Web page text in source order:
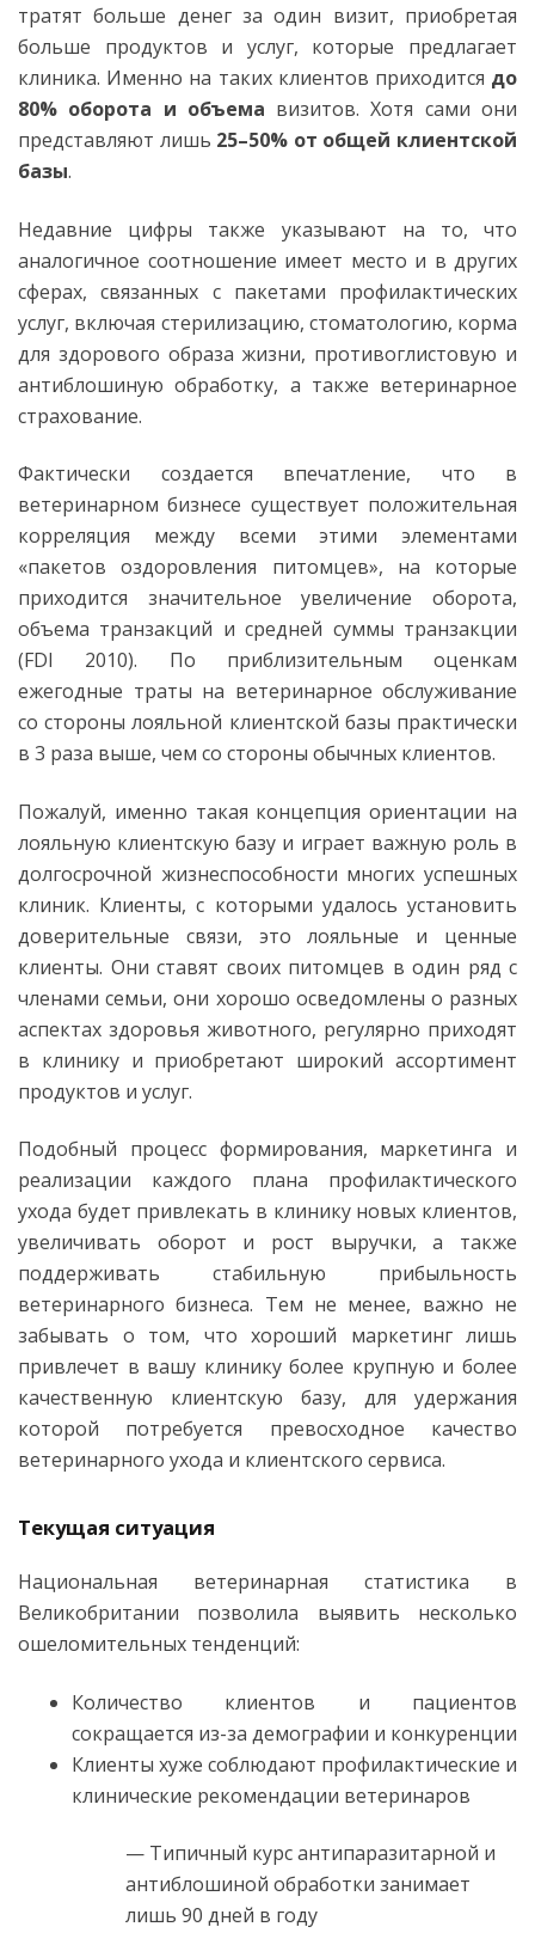
тратят больше денег за один визит, приобретая
больше продуктов и услуг, которые предлагает
клиника. Именно на таких клиентов приходится до
80% оборота и объема визитов. Хотя сами они
представляют лишь 25–50% от общей клиентской
базы.
Недавние цифры также указывают на то, что
аналогичное соотношение имеет место и в других
сферах, связанных с пакетами профилактических
услуг, включая стерилизацию, стоматологию, корма
для здорового образа жизни, противоглистовую и
антиблошиную обработку, а также ветеринарное
страхование.
Фактически создается впечатление, что в
ветеринарном бизнесе существует положительная
корреляция между всеми этими элементами
«пакетов оздоровления питомцев», на которые
приходится значительное увеличение оборота,
объема транзакций и средней суммы транзакции
(FDI 2010). По приблизительным оценкам
ежегодные траты на ветеринарное обслуживание
со стороны лояльной клиентской базы практически
в 3 раза выше, чем со стороны обычных клиентов.
Пожалуй, именно такая концепция ориентации на
лояльную клиентскую базу и играет важную роль в
долгосрочной жизнеспособности многих успешных
клиник. Клиенты, с которыми удалось установить
доверительные связи, это лояльные и ценные
клиенты. Они ставят своих питомцев в один ряд с
членами семьи, они хорошо осведомлены о разных
аспектах здоровья животного, регулярно приходят
в клинику и приобретают широкий ассортимент
продуктов и услуг.
Подобный процесс формирования, маркетинга и
реализации каждого плана профилактического
ухода будет привлекать в клинику новых клиентов,
увеличивать оборот и рост выручки, а также
поддерживать стабильную прибыльность
ветеринарного бизнеса. Тем не менее, важно не
забывать о том, что хороший маркетинг лишь
привлечет в вашу клинику более крупную и более
качественную клиентскую базу, для удержания
которой потребуется превосходное качество
ветеринарного ухода и клиентского сервиса.
Текущая ситуация
Национальная ветеринарная статистика в
Великобритании позволила выявить несколько
ошеломительных тенденций:
Количество клиентов и пациентов
сокращается из-за демографии и конкуренции
Клиенты хуже соблюдают профилактические и
клинические рекомендации ветеринаров
— Типичный курс антипаразитарной и
антиблошиной обработки занимает
лишь 90 дней в году